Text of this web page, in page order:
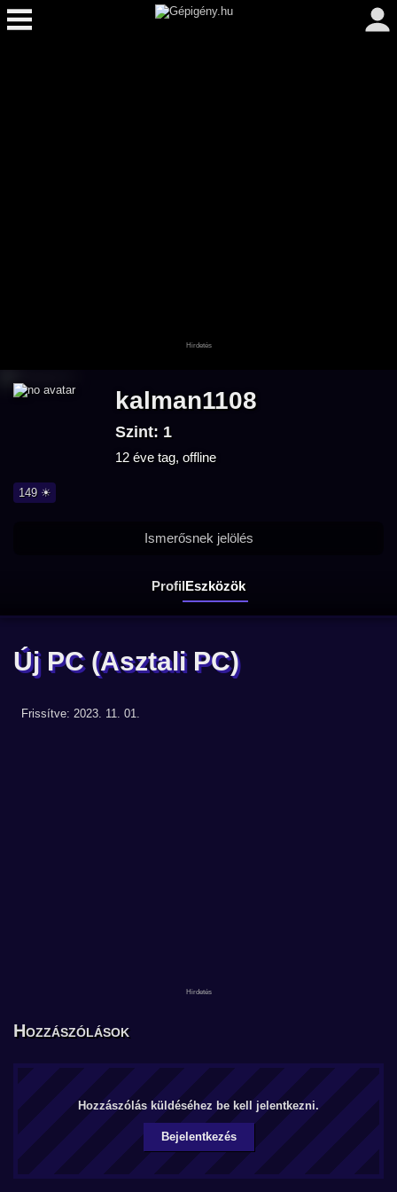
kalman1108
Szint: 1
12 éve tag, offline
149 ☀
ProfilEszközök
Ismerősnek jelölés
Új PC (Asztali PC)
Frissítve: 2023. 11. 01.
Hozzászólások
Hozzászólás küldéséhez be kell jelentkezni.
Bejelentkezés